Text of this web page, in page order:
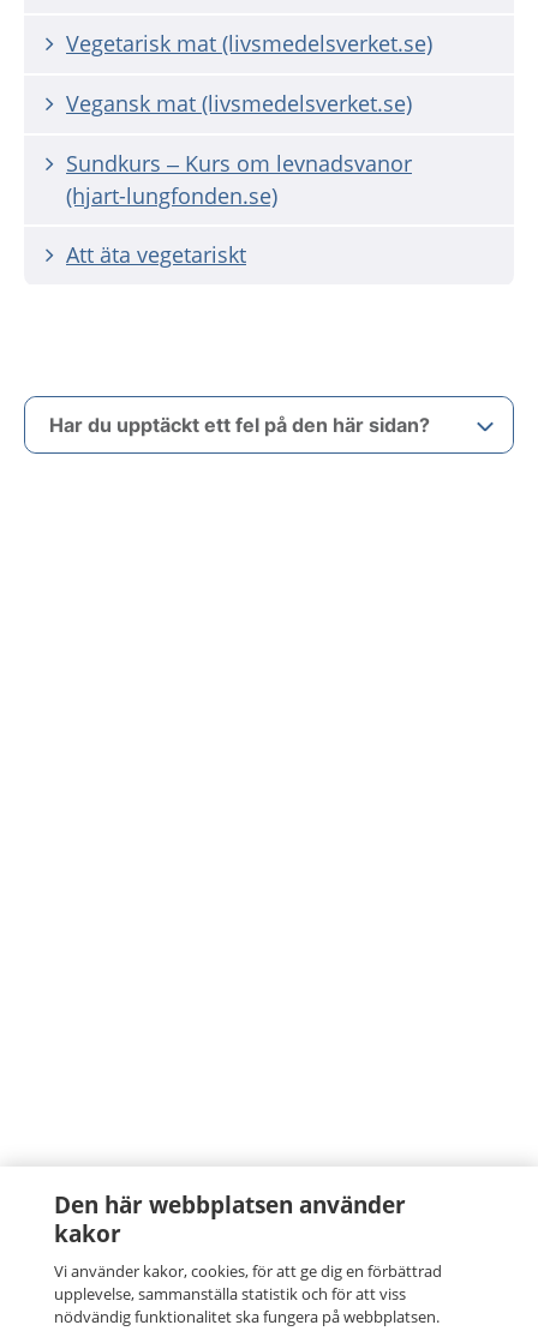
Vegetarisk mat (livsmedelsverket.se)
Vegansk mat (livsmedelsverket.se)
Sundkurs – Kurs om levnadsvanor
(hjart-lungfonden.se)
Att äta vegetariskt
Har du upptäckt ett fel på den här sidan?
Den här webbplatsen använder
kakor
Vi använder kakor, cookies, för att ge dig en förbättrad
upplevelse, sammanställa statistik och för att viss
nödvändig funktionalitet ska fungera på webbplatsen.